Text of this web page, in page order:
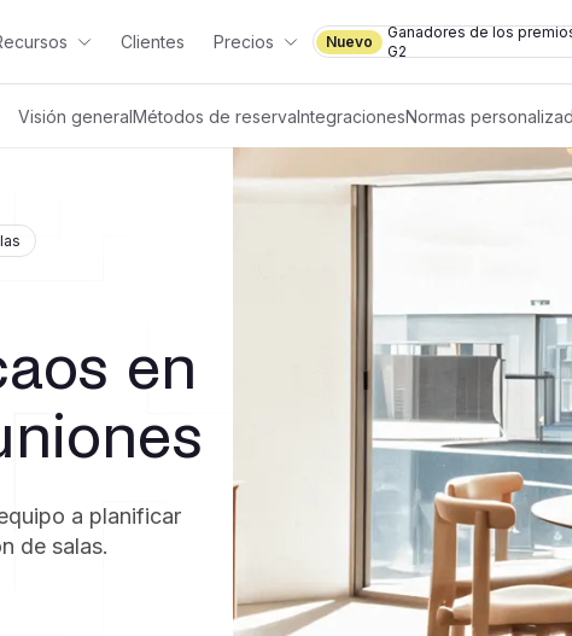
Clientes Precios Nuevo
Ganadores de los
G2
Visión generalMétodos de reservaIntegracionesNormas
en
a planificar
de salas.